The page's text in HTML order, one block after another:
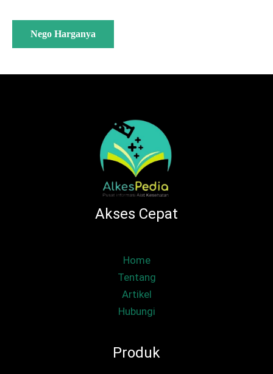
Nego Harganya
Akses Cepat
Home
Tentang
Artikel
Hubungi
Produk